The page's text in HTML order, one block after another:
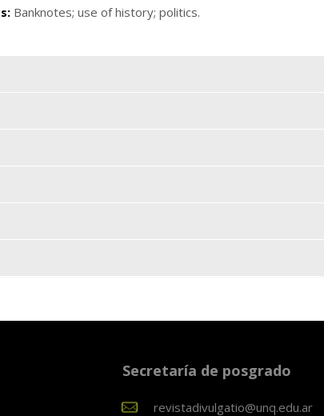
Banknotes; use of history; politics.
Secretaría de posgrado
revistadivulgatio@unq.edu.ar